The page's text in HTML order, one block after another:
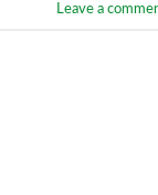
Leave a